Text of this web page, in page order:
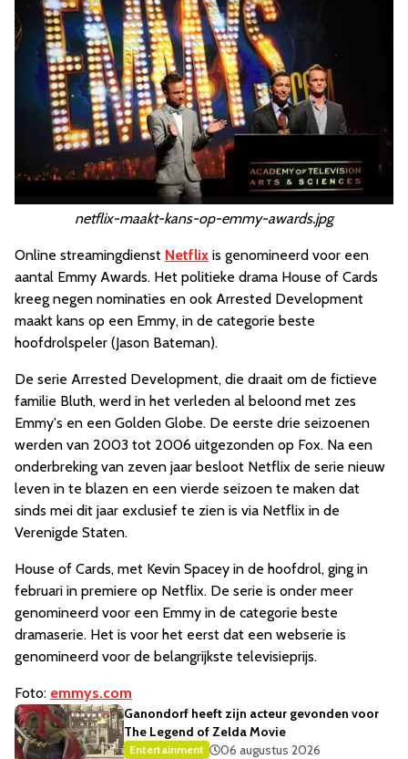
netflix-maakt-kans-op-emmy-awards.jpg
Online streamingdienst Netflix is genomineerd voor een
aantal Emmy Awards. Het politieke drama House of Cards
kreeg negen nominaties en ook Arrested Development
maakt kans op een Emmy, in de categorie beste
hoofdrolspeler (Jason Bateman).
De serie Arrested Development, die draait om de fictieve
familie Bluth, werd in het verleden al beloond met zes
Emmy's en een Golden Globe. De eerste drie seizoenen
werden van 2003 tot 2006 uitgezonden op Fox. Na een
onderbreking van zeven jaar besloot Netflix de serie nieuw
leven in te blazen en een vierde seizoen te maken dat
sinds mei dit jaar exclusief te zien is via Netflix in de
Verenigde Staten.
House of Cards, met Kevin Spacey in de hoofdrol, ging in
februari in premiere op Netflix. De serie is onder meer
genomineerd voor een Emmy in de categorie beste
dramaserie. Het is voor het eerst dat een webserie is
genomineerd voor de belangrijkste televisieprijs.
Foto: emmys.com
Ganondorf heeft zijn acteur gevonden voor
The Legend of Zelda Movie
Entertainment
06 augustus 2026